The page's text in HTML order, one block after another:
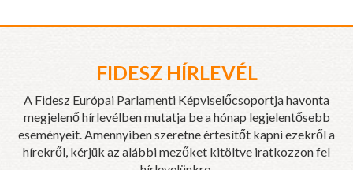
FIDESZ HÍRLEVÉL
A Fidesz Európai Parlamenti Képviselőcsoportja havonta
megjelenő hírlevélben mutatja be a hónap legjelentősebb
eseményeit. Amennyiben szeretne értesítőt kapni ezekről a
hírekről, kérjük az alábbi mezőket kitöltve iratkozzon fel